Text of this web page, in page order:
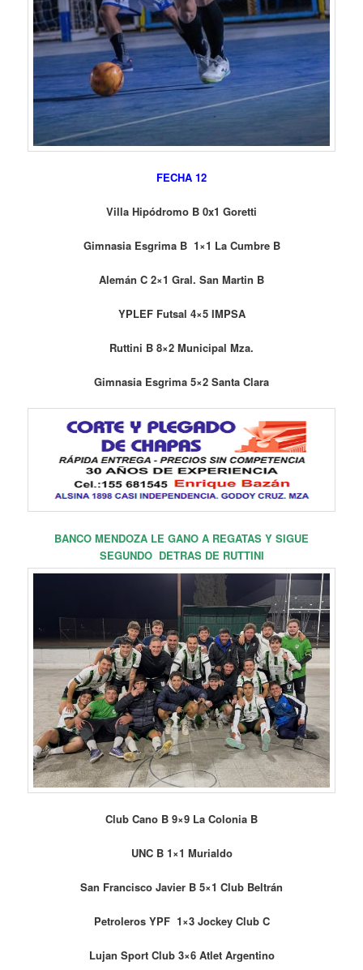
FECHA 12
Villa Hipódromo B 0x1 Goretti
Gimnasia Esgrima B 1×1 La Cumbre B
Alemán C 2×1 Gral. San Martin B
YPLEF Futsal 4×5 IMPSA
Ruttini B 8×2 Municipal Mza.
Gimnasia Esgrima 5×2 Santa Clara
BANCO MENDOZA LE GANO A REGATAS Y SIGUE
SEGUNDO DETRAS DE RUTTINI
Club Cano B 9×9 La Colonia B
UNC B 1×1 Murialdo
San Francisco Javier B 5×1 Club Beltrán
Petroleros YPF 1×3 Jockey Club C
Lujan Sport Club 3×6 Atlet Argentino